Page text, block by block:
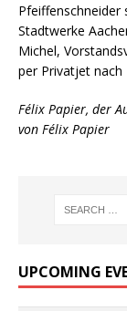
Stadtwerke
Michel,
per Privatjet nach
Félix Papier, der
von Félix Papier
UPCOMING